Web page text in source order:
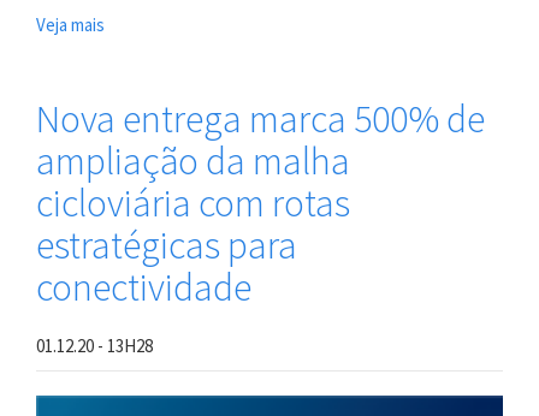
Veja mais
de
trânsito
e
inicia
sinalização
de
ciclofaixa
para
rotas
do
Ibura
Nova entrega marca 500% de
ampliação da malha
cicloviária com rotas
estratégicas para
conectividade
01.12.20 - 13H28